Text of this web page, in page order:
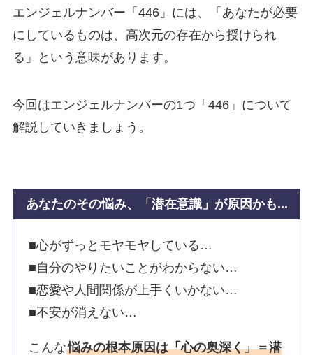
エンジェルナンバー「446」には、「あなたが必要
にしているものは、高次元の存在から授けられ
る」という意味があります。
今回はエンジェルナンバーの1つ「446」について
解説していきましょう。
あなたのその悩み、「潜在意識」が原因かも...
■心がずっとモヤモヤしている…
■自分のやりたいことがわからない…
■恋愛や人間関係が上手くいかない…
■不安が消えない…
こんな悩みの根本原因は「心の奥深く」＝潜